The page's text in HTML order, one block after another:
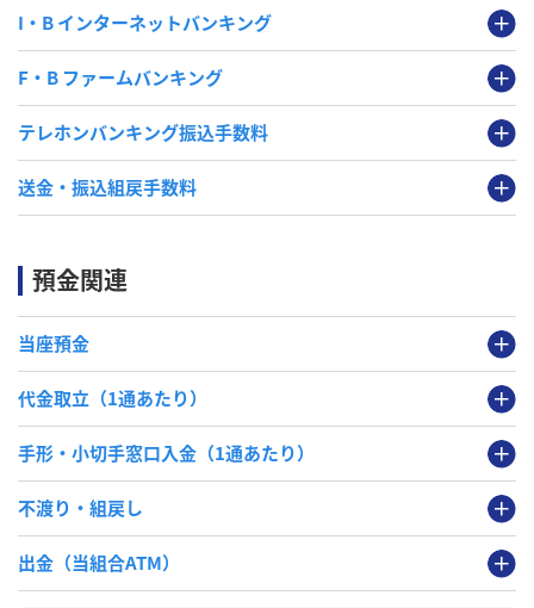
I・B インターネットバンキング
F・B ファームバンキング
テレホンバンキング振込手数料
送金・振込組戻手数料
預金関連
当座預金
代金取立（1通あたり）
手形・小切手窓口入金（1通あたり）
不渡り・組戻し
出金（当組合ATM）